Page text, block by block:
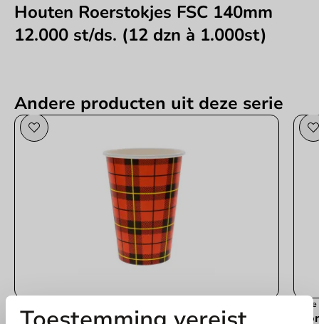
Houten Roerstokjes FSC 140mm
12.000 st/ds. (12 dzn à 1.000st)
Andere producten uit deze serie
Populaire rode koffiebeker schotse ruit 'Scotty'